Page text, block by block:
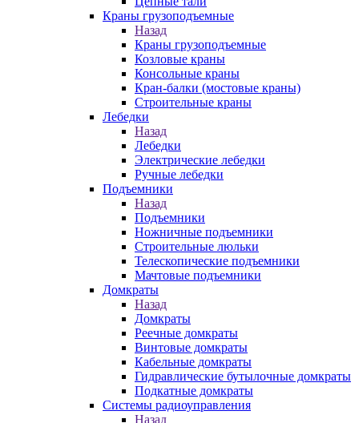
Краны грузоподъемные
Назад
Краны грузоподъемные
Козловые краны
Консольные краны
Кран-балки (мостовые краны)
Строительные краны
Лебедки
Назад
Лебедки
Электрические лебедки
Ручные лебедки
Подъемники
Назад
Подъемники
Ножничные подъемники
Строительные люльки
Телескопические подъемники
Мачтовые подъемники
Домкраты
Назад
Домкраты
Реечные домкраты
Винтовые домкраты
Кабельные домкраты
Гидравлические бутылочные домкраты
Подкатные домкраты
Системы радиоуправления
Назад